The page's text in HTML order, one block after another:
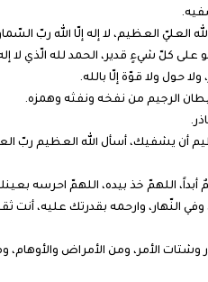
الله العليّ العظيم، لا إله إلّا الله
على كلّ شيءٍ قدير، الحمد لله الّذي لا
ولا حول ولا قوّة إلّا بالله.
الرجيم من نفخه ونفثه وهمزه.
أن يشفيك، أسأل الله العظيم ربّ
اللهمّ خذ بيده، اللهمّ احرسه بعينك
وفي النّهار، وارحمه بقدرتك عليه، أنت
الأمر، ومن الأمراض والأوهام،